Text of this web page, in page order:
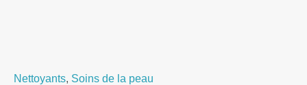
Nettoyants Soins de la peau